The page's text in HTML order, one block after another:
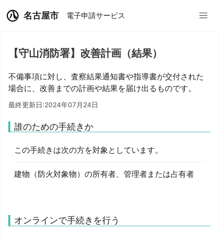
名古屋市 電子申請サービス
【守山消防署】改善計画（結果）
不備事項に対し、査察結果通知書や指導書が交付された
場合に、改善までの計画や結果を届け出るものです。
最終更新日:2024年07月24日
誰のための手続きか
この手続きは次の方を対象としています。
建物（防火対象物）の所有者、管理者または占有者
オンラインで手続きを行う